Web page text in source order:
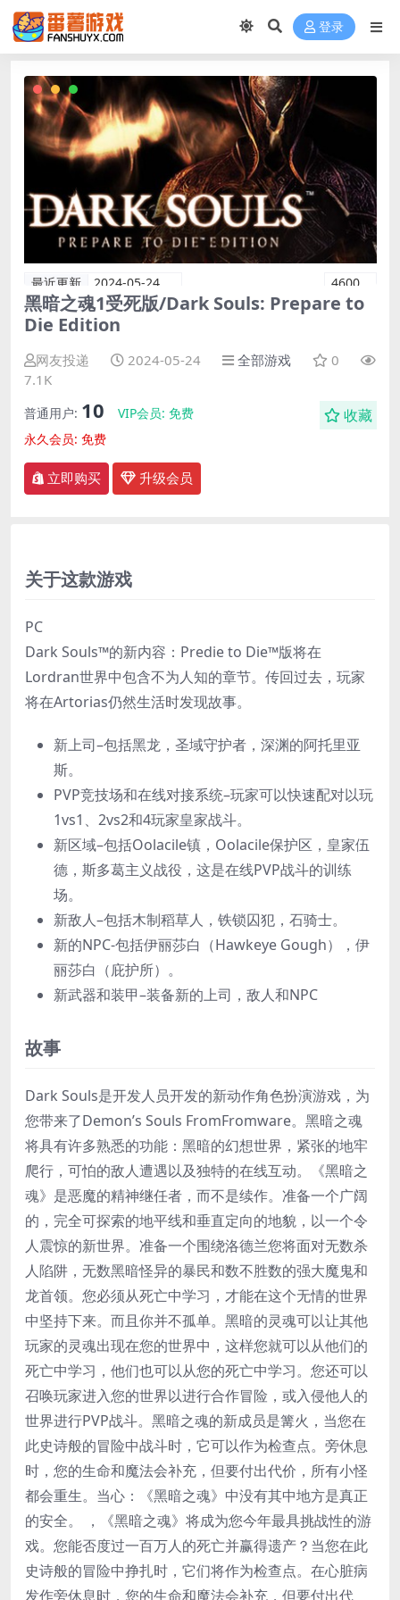
登录
最近更新 2024-05-24 4600
黑暗之魂1受死版/Dark Souls: Prepare to
Die Edition
网友投递 2024-05-24 全部游戏
0
7.1K
普通用户: 10 VIP会员: 免费
永久会员: 免费
收藏
立即购买 升级会员
关于这款游戏
PC
Dark Souls™的新内容：Predie to Die™版将在
Lordran世界中包含不为人知的章节。传回过去，玩家
将在Artorias仍然生活时发现故事。
新上司–包括黑龙，圣域守护者，深渊的阿托里亚
斯。
PVP竞技场和在线对接系统–玩家可以快速配对以玩
1vs1、2vs2和4玩家皇家战斗。
新区域–包括Oolacile镇，Oolacile保护区，皇家伍
德，斯多葛主义战役，这是在线PVP战斗的训练
场。
新敌人–包括木制稻草人，铁锁囚犯，石骑士。
新的NPC-包括伊丽莎白（Hawkeye Gough），伊
丽莎白（庇护所）。
新武器和装甲–装备新的上司，敌人和NPC
故事
Dark Souls是开发人员开发的新动作角色扮演游戏，为
您带来了Demon’s Souls FromFromware。黑暗之魂
将具有许多熟悉的功能：黑暗的幻想世界，紧张的地牢
爬行，可怕的敌人遭遇以及独特的在线互动。《黑暗之
魂》是恶魔的精神继任者，而不是续作。准备一个广阔
的，完全可探索的地平线和垂直定向的地貌，以一个令
人震惊的新世界。准备一个围绕洛德兰您将面对无数杀
人陷阱，无数黑暗怪异的暴民和数不胜数的强大魔鬼和
龙首领。您必须从死亡中学习，才能在这个无情的世界
中坚持下来。而且你并不孤单。黑暗的灵魂可以让其他
玩家的灵魂出现在您的世界中，这样您就可以从他们的
死亡中学习，他们也可以从您的死亡中学习。您还可以
召唤玩家进入您的世界以进行合作冒险，或入侵他人的
世界进行PVP战斗。黑暗之魂的新成员是篝火，当您在
此史诗般的冒险中战斗时，它可以作为检查点。旁休息
时，您的生命和魔法会补充，但要付出代价，所有小怪
都会重生。当心：《黑暗之魂》中没有其中地方是真正
的安全。 ，《黑暗之魂》将成为您今年最具挑战性的游
戏。您能否度过一百万人的死亡并赢得遗产？当您在此
史诗般的冒险中挣扎时，它们将作为检查点。在心脏病
发作旁休息时，您的生命和魔法会补充，但要付出代